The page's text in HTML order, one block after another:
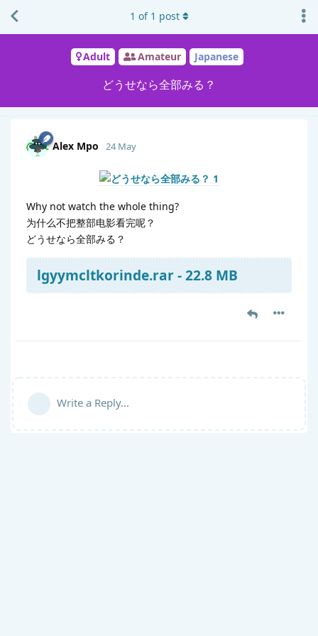
Adult Amateur Japanese
どうせなら全部みる？
1 of 1 post
Alex Mpo 24 May
Why not watch the whole thing?
为什么不把整部电影看完呢？
どうせなら全部みる？
lgyymcltkorinde.rar - 22.8 MB
Write a Reply...